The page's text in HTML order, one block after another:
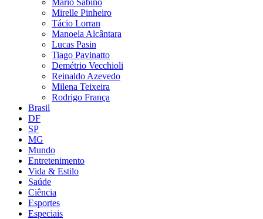
Mirelle Pinheiro
Tácio Lorran
Manoela Alcântara
Lucas Pasin
Tiago Pavinatto
Demétrio Vecchioli
Reinaldo Azevedo
Milena Teixeira
Rodrigo França
Brasil
DF
SP
MG
Mundo
Entretenimento
Vida & Estilo
Saúde
Ciência
Esportes
Especiais